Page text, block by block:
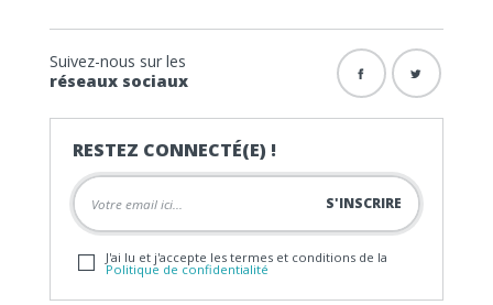
Suivez-nous sur les
réseaux sociaux
RESTEZ CONNECTÉ(E) !
J'ai lu et j'accepte les termes et conditions de la
Politique de confidentialité